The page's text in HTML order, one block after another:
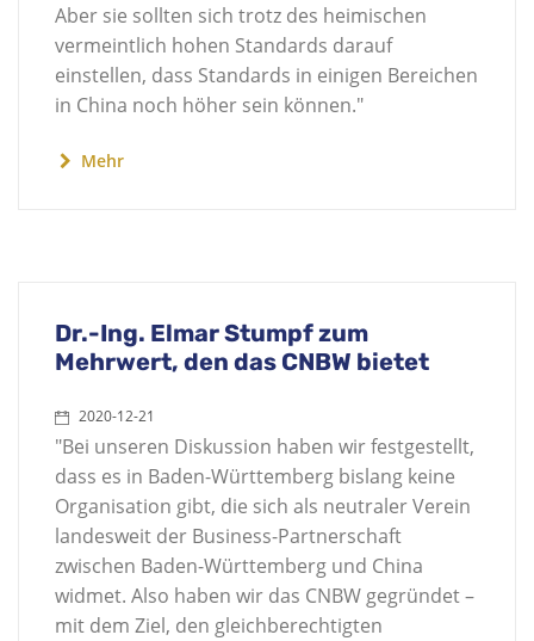
Aber sie sollten sich trotz des heimischen
vermeintlich hohen Standards darauf
einstellen, dass Standards in einigen Bereichen
in China noch höher sein können."
Mehr
Dr.-Ing. Elmar Stumpf zum
Mehrwert, den das CNBW bietet
2020-12-21
"Bei unseren Diskussion haben wir festgestellt,
dass es in Baden-Württemberg bislang keine
Organisation gibt, die sich als neutraler Verein
landesweit der Business-Partnerschaft
zwischen Baden-Württemberg und China
widmet. Also haben wir das CNBW gegründet –
mit dem Ziel, den gleichberechtigten